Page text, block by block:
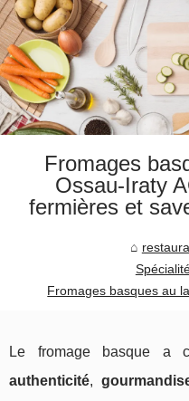
Fromages
Ossau‑Iraty
fermières et
Fromages basques au
Le fromage basque a
authenticité,